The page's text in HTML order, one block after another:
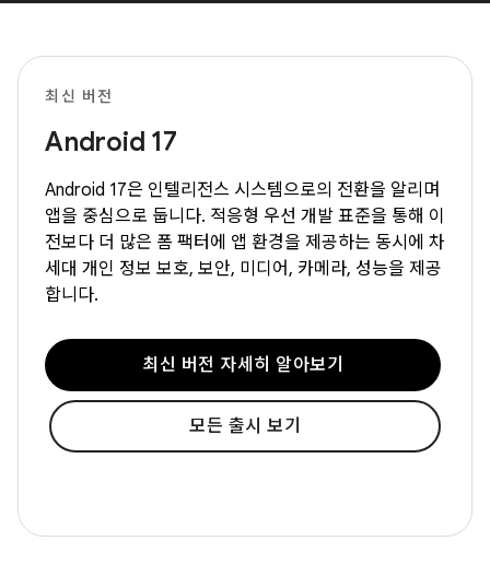
최신 버전
Android 17
Android 17은 인텔리전스 시스템으로의 전환을 알리며
앱을 중심으로 둡니다. 적응형 우선 개발 표준을 통해 이
전보다 더 많은 폼 팩터에 앱 환경을 제공하는 동시에 차
세대 개인 정보 보호, 보안, 미디어, 카메라, 성능을 제공
합니다.
최신 버전 자세히 알아보기
모든 출시 보기